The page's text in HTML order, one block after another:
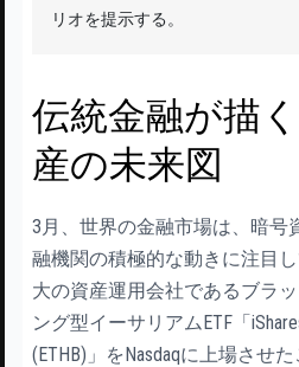
リオを提示する。
伝統金融が描
産の未来図
3月、世界の金融市場は、暗号
融機関の積極的な動きに注目
大の資産運用会社であるブラ
ング型イーサリアムETF「
(ETHB)」をNasdaqに上場させ